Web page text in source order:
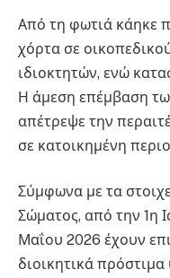
Από τη φωτιά κάηκε
χόρτα σε
ιδιοκτητών, ενώ
Η άμεση επέμβαση
απέτρεψε την
σε κατοικημένη
Σύμφωνα με τα
Σώματος, από την 1η
Μαΐου 2026 έχουν
διοικητικά